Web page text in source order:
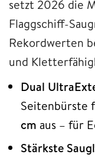
setzt 2026 die
Flaggschiff-
Rekordwerten
und
Dual
Seitenbürste
cm aus – für
Stärkste